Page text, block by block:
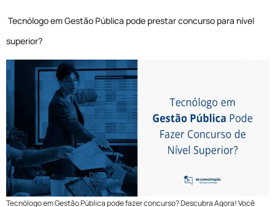
Tecnólogo em Gestão Pública pode prestar concurso para nível
superior?
Tecnólogo em Gestão Pública pode fazer concurso? Descubra Agora! Você